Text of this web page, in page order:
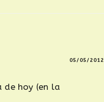
05/05/2012
de hoy (en la